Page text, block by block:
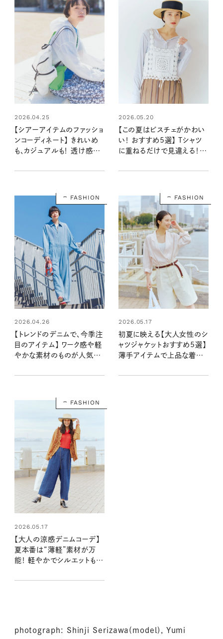
2026.04.25
【シアーアイテムのファッショ
ンコーディネート】 きれいめ
も、カジュアルも！ 透け感を
2026.05.20
【この夏はビスチェがかわい
い！ おすすめ5選】 Tシャツ
に重ねるだけで見違える！
新
FASHION
2026.04.26
【トレンドのデニムで、今季注
目のアイテム】 ワーク感や軽
やかな素材のものが人気上
FASHION
2026.05.17
初夏に映える【大人女性のシ
ャツジャケットおすすめ5選】
薄手アイテムで上品な着ま
FASHION
2026.05.17
【大人の涼感デニムコーデ】
夏本番は“薄軽”素材が万
能！ 軽やかでシルエットもき
photograph: Shinji Serizawa(model), Yumi